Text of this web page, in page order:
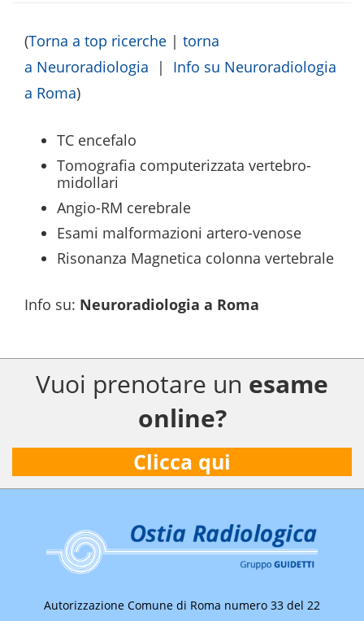
(Torna a top ricerche | torna
a Neuroradiologia
| Info su Neuroradiologia
a Roma)
TC encefalo
Tomografia computerizzata vertebro-
midollari
Angio-RM cerebrale
Esami malformazioni artero-venose
Risonanza Magnetica colonna vertebrale
Info su: Neuroradiologia a Roma
Vuoi prenotare un esame
online?
Clicca qui
Autorizzazione Comune di Roma numero 33 del 22